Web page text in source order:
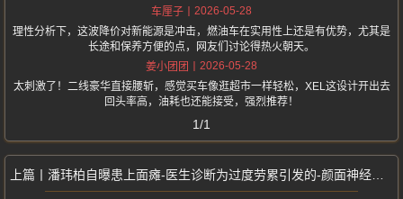
车厘子
2026-05-28
理性分析下，这波降价对新能源是冲击，燃油车在实用性上还是有优势，尤其是
长途和保养方便的点，网友们讨论得热火朝天。
姜小团团
2026-05-28
太刺激了！二线豪华直接腰斩，感觉买车像逛超市一样轻松，XEL这设计开出去
回头率高，油耗也还能接受，强烈推荐！
1/1
潘玮柏自曝患上面瘫-医生诊断为过度劳累引发的-颜面神经失调需服药静养